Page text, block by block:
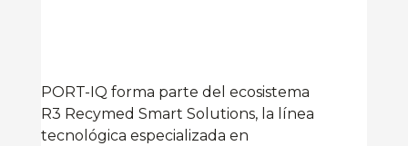
PORT-IQ forma parte del ecosistema
R3 Recymed Smart Solutions, la línea
tecnológica especializada en